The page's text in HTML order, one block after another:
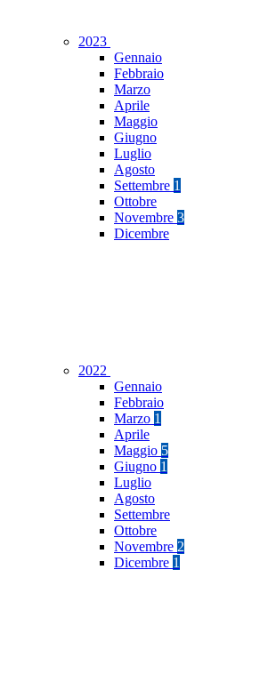
2023
Gennaio
Febbraio
Marzo
Aprile
Maggio
Giugno
Luglio
Agosto
Settembre 1
Ottobre
Novembre 3
Dicembre
2022
Gennaio
Febbraio
Marzo 1
Aprile
Maggio 5
Giugno 1
Luglio
Agosto
Settembre
Ottobre
Novembre 2
Dicembre 1